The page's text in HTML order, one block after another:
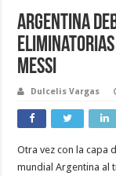
Argentina
Messi
Dulcelis Vargas
Otra vez con la capa
mundial Argentina al